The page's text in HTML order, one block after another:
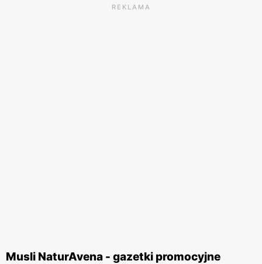
REKLAMA
Musli NaturAvena - gazetki promocyjne